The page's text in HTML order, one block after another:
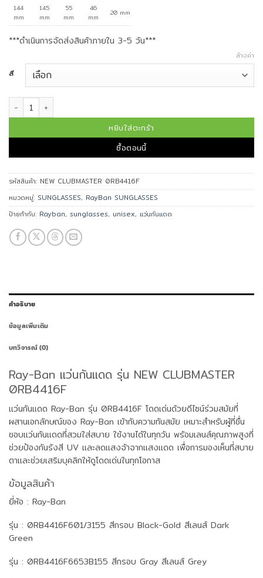
144
mm
145
mm
55
mm
46
mm
20 mm
***ดำเนินการจัดส่งสินค้าภายใน 3-5 วัน***
สี
ล้างค่า
จำนวน Ray-Ban แว่นกันแดด รุ่น NEW CLUBMASTER 0RB4416F ชิ้น
หยิบใส่ตะกร้า
ซื้อตอนนี้
รหัสสินค้า: NEW CLUBMASTER 0RB4416F
หมวดหมู่: SUNGLASSES, RayBan SUNGLASSES
ป้ายกำกับ: Rayban, sunglasses, unisex, แว่นกันแดด
คำอธิบาย
ข้อมูลเพิ่มเติม
บทวิจารณ์ (0)
Ray-Ban แว่นกันแดด รุ่น NEW CLUBMASTER
0RB4416F
แว่นกันแดด Ray-Ban รุ่น 0RB4416F โดดเด่นด้วยดีไซน์ร่วมสมัยที่
ผสานเอกลักษณ์ของ Ray-Ban เข้ากับความทันสมัย เหมาะสำหรับผู้ที่ชื่น
ชอบแว่นกันแดดที่สวมใส่สบาย ใช้งานได้ในทุกวัน พร้อมเลนส์คุณภาพสูงที่
ช่วยป้องกันรังสี UV และลดแสงจ้าจากแสงแดด เพื่อการมองเห็นที่สบาย
ตาและช่วยเสริมบุคลิกให้ดูโดดเด่นในทุกโอกาส
ข้อมูลสินค้า
ยี่ห้อ : Ray-Ban
รุ่น : 0RB4416F601/3155 สีกรอบ Black-Gold สีเลนส์ Dark
Green
รุ่น : 0RB4416F6653B155 สีกรอบ Gray สีเลนส์ Grey